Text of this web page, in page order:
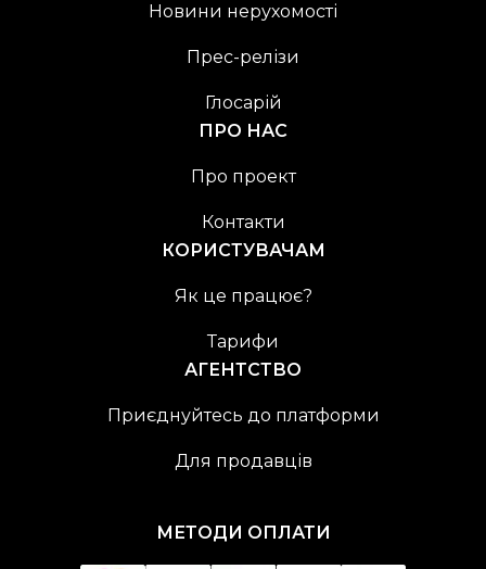
Новини нерухомості
Прес-релізи
Глосарій
ПРО НАС
Про проект
Контакти
КОРИСТУВАЧАМ
Як це працює?
Тарифи
АГЕНТСТВО
Приєднуйтесь до платформи
Для продавців
МЕТОДИ ОПЛАТИ